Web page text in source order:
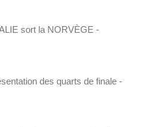
sort la NORVÈGE -
des quarts de finale -